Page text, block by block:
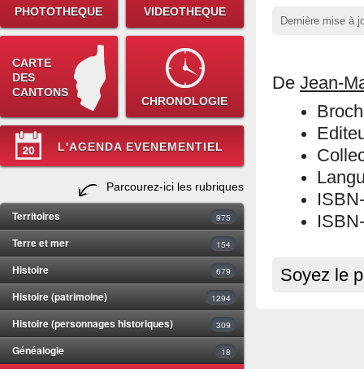
PHOTOTHEQUE VIDEOTHEQUE
CARTE
DES
CANTONS
CHRONOLOGIE
L'AGENDA EVENEMENTIEL
Parcourez-ici les rubriques
Territoires 975
Terre et mer 154
Histoire 679
Histoire (patrimoine) 1294
Histoire (personnages historiques) 309
Généalogie 18
Dernière mise à
De Jean-
Soyez le